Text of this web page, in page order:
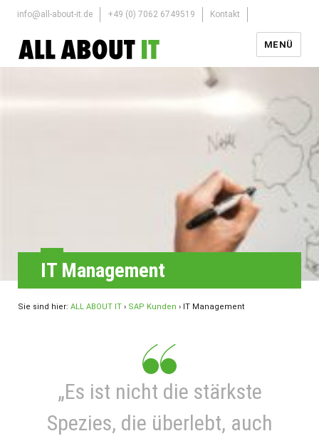
info@all-about-it.de +49 (0) 7062 6749519 Kontakt
MENÜ
IT Management
Sie sind hier: ALL ABOUT IT › SAP Kunden › IT Management
„Es ist nicht die stärkste
Spezies, die überlebt, auch